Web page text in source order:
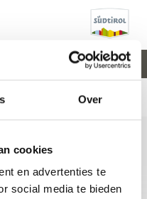
Over
cookies
en advertenties te
social media te bieden
V
Online-kaart